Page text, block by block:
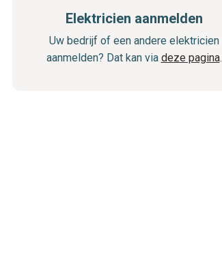
Elektricien aanmelden
Uw bedrijf of een andere elektricien
aanmelden? Dat kan via deze pagina.